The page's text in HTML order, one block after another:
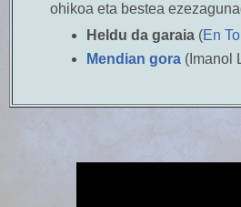
ohikoa eta bestea
Heldu da garaia(En
Mendian gora(Imanol